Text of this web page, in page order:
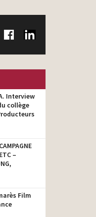
Interview
collège
–
Film